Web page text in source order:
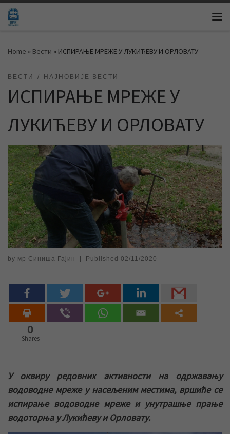
Skip to content
Home » Вести » ИСПИРАЊЕ МРЕЖЕ У ЛУКИЋЕВУ И ОРЛОВАТУ
ВЕСТИ НАЈНОВИЈЕ ВЕСТИ
ИСПИРАЊЕ МРЕЖЕ У
ЛУКИЋЕВУ И ОРЛОВАТУ
by мр Синиша Гајин Published 02/11/2020
0
Shares
У оквиру редовних активности на одржавању
водоводне мреже у насељеним местима, вршиће се
испирање водоводне мреже и унутрашње прање
водоторња у Лукићеву и Орловату.